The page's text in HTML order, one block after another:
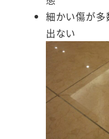
細かい傷が
出ない